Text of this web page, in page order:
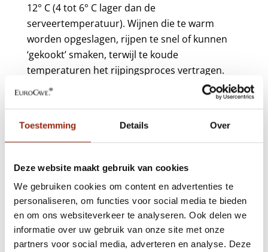
Toestemming Details Over
Deze website maakt gebruik van cookies
We gebruiken cookies om content en advertenties te
personaliseren, om functies voor social media te bieden
en om ons websiteverkeer te analyseren. Ook delen we
informatie over uw gebruik van onze site met onze
partners voor social media, adverteren en analyse. Deze
12° C (4 tot 6° C lager dan de
serveertemperatuur). Wijnen die te warm
worden opgeslagen, rijpen te snel of kunnen
‘gekookt’ smaken, terwijl te koude
temperaturen het rijpingsproces vertragen.
Lees hier meer over de (bewaar)temperatuur
Licht en luchtvochtigheid zijn ook belangrijk.
glas om uv-stralen te blokkeren. Een droge
omgeving kan de kurk uitdrogen, wat zuurstof
in de fles kan laten komen en de wijn kan
bederven.